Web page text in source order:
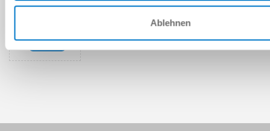
Ablehnen
Herunterladen